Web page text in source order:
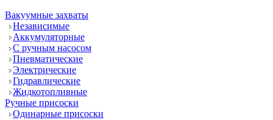
Вакуумные захваты
Независимые
Аккумуляторные
С ручным насосом
Пневматические
Электрические
Гидравлические
Жидкотопливные
Ручные присоски
Одинарные присоски